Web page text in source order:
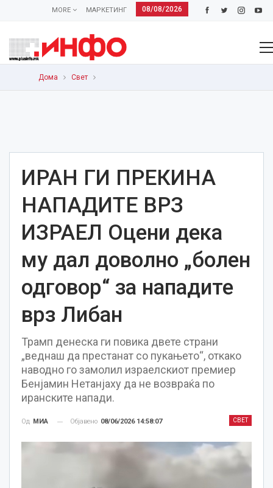
08/08/2026
МАРКЕТИНГ
MORE
Дома Свет
ИРАН ГИ ПРЕКИНА
НАПАДИТЕ ВРЗ
ИЗРАЕЛ Оцени дека
му дал доволно „болен
одговор“ за нападите
врз Либан
Трамп денеска ги повика двете страни
„веднаш да престанат со пукањето“, откако
наводно го замолил израелскиот премиер
Бенјамин Нетанјаху да не возвраќа по
иранските напади.
СВЕТ
Од МИА Објавено 08/06/2026 14:58:07